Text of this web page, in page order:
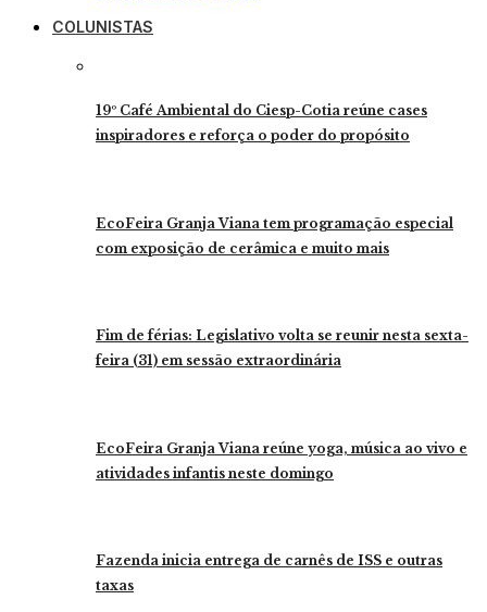
COLUNISTAS
19º Café Ambiental do Ciesp-Cotia reúne cases
inspiradores e reforça o poder do propósito
EcoFeira Granja Viana tem programação especial
com exposição de cerâmica e muito mais
Fim de férias: Legislativo volta se reunir nesta sexta-
feira (31) em sessão extraordinária
EcoFeira Granja Viana reúne yoga, música ao vivo e
atividades infantis neste domingo
Fazenda inicia entrega de carnês de ISS e outras
taxas